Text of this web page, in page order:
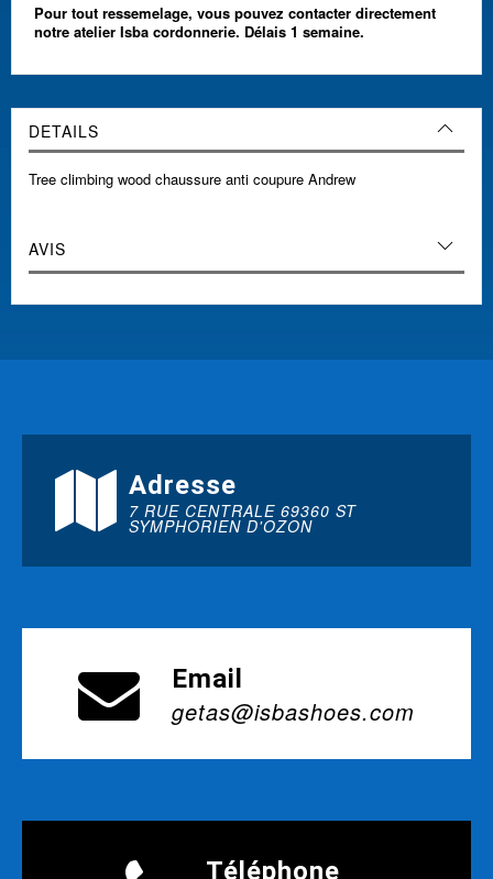
Pour tout ressemelage, vous pouvez contacter directement
notre atelier Isba cordonnerie. Délais 1 semaine.
DETAILS
Tree climbing wood chaussure anti coupure Andrew
AVIS
Adresse
7 RUE CENTRALE 69360 ST
SYMPHORIEN D'OZON
Email
getas@isbashoes.com
Téléphone